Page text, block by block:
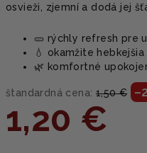
osvieži, zjemní a dodá jej
🥒 rýchly refresh pre
💧 okamžite
🌿 komfortné
štandardná cena: 1,50 €
1,20 €